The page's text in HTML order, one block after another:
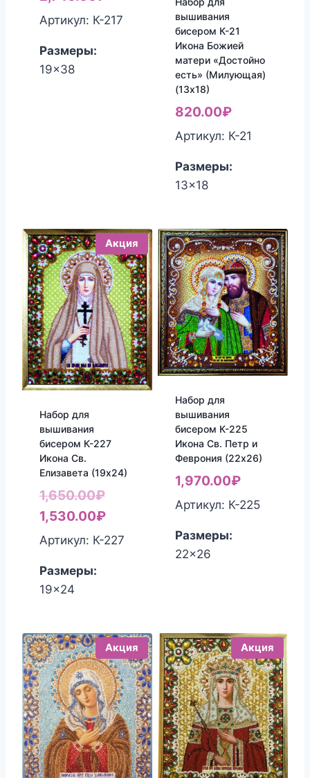
составляла
2,900.00₽.
цена:
2,740.00₽.
Артикул: К-217
Размеры:
19x38
вышивания
бисером К-21
Икона Божией
матери «Достойно
есть» (Милующая)
(13х18)
820.00₽
Артикул: К-21
Размеры:
13x18
Акция
Набор для
вышивания
бисером К-227
Икона Св.
Елизавета (19х24)
1,650.00₽Первоначальная
цена
составляла
1,530.00₽Текущая
цена:
Артикул: К-227
Размеры:
19x24
Набор для
вышивания
бисером К-225
Икона Св. Петр и
Феврония (22х26)
1,970.00₽
Артикул: К-225
Размеры:
22x26
Акция Акция